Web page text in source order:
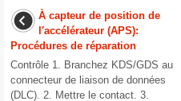
À capteur de position de
l′accélérateur (APS):
Procédures de réparation
Contrôle 1. Branchez KDS/GDS au
connecteur de liaison de données
(DLC). 2. Mettre le contact. 3.